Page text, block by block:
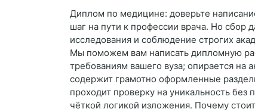
Диплом по медицине: доверьте
шаг на пути к профессии врача. Но сбор
исследования и соблюдение строгих
Мы поможем вам написать дипломную
требованиям вашего вуза; опирается на
содержит грамотно оформленные
проходит проверку на уникальность
чёткой логикой изложения. Почему